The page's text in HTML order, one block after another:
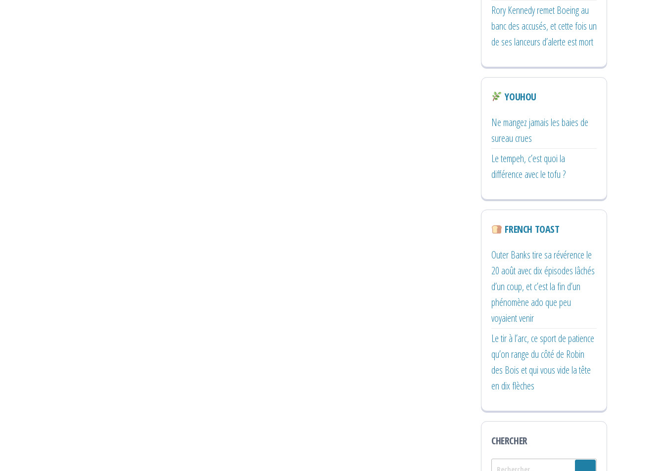
Rory Kennedy remet Boeing au
banc des accusés, et cette fois un
de ses lanceurs d’alerte est mort
YOUHOU
Ne mangez jamais les baies de
sureau crues
Le tempeh, c’est quoi la
différence avec le tofu ?
FRENCH TOAST
Outer Banks tire sa révérence le
20 août avec dix épisodes lâchés
d’un coup, et c’est la fin d’un
phénomène ado que peu
voyaient venir
Le tir à l’arc, ce sport de patience
qu’on range du côté de Robin
des Bois et qui vous vide la tête
en dix flèches
CHERCHER
Rechercher :